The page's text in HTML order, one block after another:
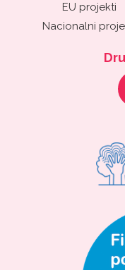
EU projekti
Nacionalni